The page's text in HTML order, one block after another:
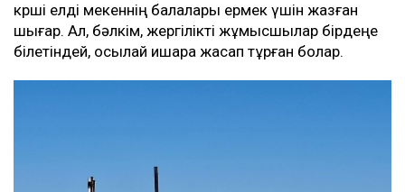
көрші елді мекеннің балалары ермек үшін жазған
шығар. Ал, бәлкім, жергілікті жұмысшылар бірдеңе
білетіндей, осылай ишара жасап тұрған болар.